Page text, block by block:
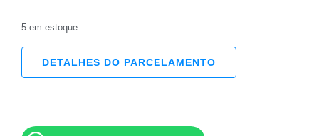
5 em estoque
DETALHES DO PARCELAMENTO